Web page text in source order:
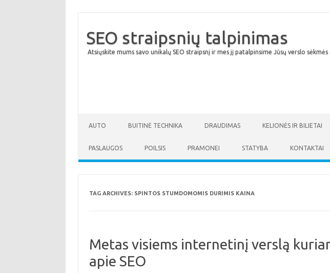
SEO straipsnių talpinimas
Atsiųskite mums savo unikalų SEO straipsnį ir mes jį patalpinsime Jūsų verslo
AUTO BUITINĖ TECHNIKA DRAUDIMAS KELIONĖS IR BILIETAI
PASLAUGOS POILSIS PRAMONEI STATYBA KONTAKTAI
TAG ARCHIVES: SPINTOS STUMDOMOMIS DURIMIS KAINA
Metas visiems internetinį verslą
apie SEO